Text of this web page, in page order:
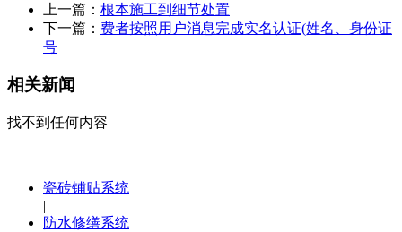
上一篇： 根本施工到细节处置
下一篇： 费者按照用户消息完成实名认证(姓名、身份证
号
相关新闻
找不到任何内容
瓷砖铺贴系统
|
防水修缮系统